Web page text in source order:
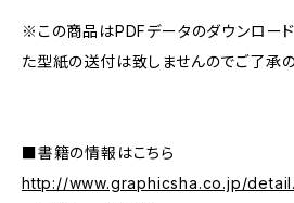
※この商品はPDFデータのダウンロー
た型紙の送付は致しませんのでご了承
■書籍の情報はこちら
http://www.graphicsha.co.jp/